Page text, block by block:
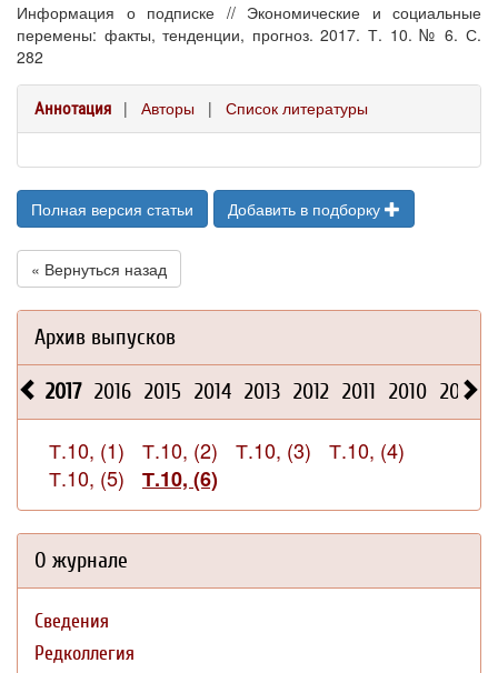
Информация о подписке // Экономические и социальные
перемены: факты, тенденции, прогноз. 2017. Т. 10. № 6. С.
282
Аннотация | Авторы | Список литературы
Полная версия статьи Добавить в подборку
« Вернуться назад
Архив выпусков
2017 2016 2015 2014 2013 2012 2011 2010 2009
Т.10, (1) Т.10, (2) Т.10, (3)
Т.10, (4)
Т.10, (5)
Т.10, (6)
О журнале
Сведения
Редколлегия